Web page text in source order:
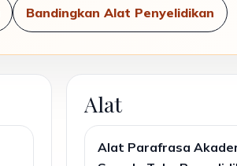
Bandingkan Alat Penyelidikan
Alat
Alat Parafrasa